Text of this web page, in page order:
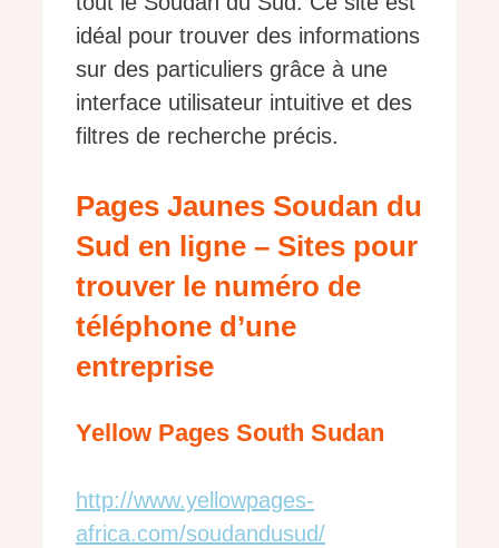
idéal pour trouver des informations
sur des particuliers grâce à une
interface utilisateur intuitive et des
filtres de recherche précis.
Pages Jaunes Soudan du
Sud en ligne – Sites pour
trouver le numéro de
téléphone d’une
entreprise
Yellow Pages South Sudan
http://www.yellowpages-
africa.com/soudandusud/